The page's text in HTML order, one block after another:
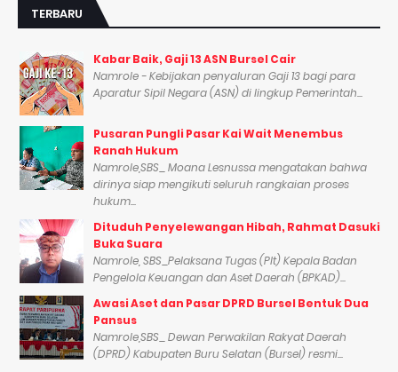
TERBARU
Kabar Baik, Gaji 13 ASN Bursel Cair
Namrole - Kebijakan penyaluran Gaji 13 bagi para
Aparatur Sipil Negara (ASN) di lingkup Pemerintah...
Pusaran Pungli Pasar Kai Wait Menembus
Ranah Hukum
Namrole,SBS_ Moana Lesnussa mengatakan bahwa
dirinya siap mengikuti seluruh rangkaian proses
hukum...
Dituduh Penyelewangan Hibah, Rahmat Dasuki
Buka Suara
Namrole, SBS_Pelaksana Tugas (Plt) Kepala Badan
Pengelola Keuangan dan Aset Daerah (BPKAD)...
Awasi Aset dan Pasar DPRD Bursel Bentuk Dua
Pansus
Namrole,SBS_ Dewan Perwakilan Rakyat Daerah
(DPRD) Kabupaten Buru Selatan (Bursel) resmi...